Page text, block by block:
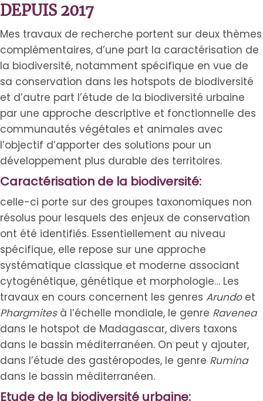
DEPUIS 2017
Mes travaux de recherche portent sur deux thèmes
complémentaires, d’une part la caractérisation de
la biodiversité, notamment spécifique en vue de
sa conservation dans les hotspots de biodiversité
et d’autre part l’étude de la biodiversité urbaine
par une approche descriptive et fonctionnelle des
communautés végétales et animales avec
l’objectif d’apporter des solutions pour un
développement plus durable des territoires.
Caractérisation de la biodiversité:
celle-ci porte sur des groupes taxonomiques non
résolus pour lesquels des enjeux de conservation
ont été identifiés. Essentiellement au niveau
spécifique, elle repose sur une approche
systématique classique et moderne associant
cytogénétique, génétique et morphologie… Les
travaux en cours concernent les genres Arundoet
Phargmitesà l’échelle mondiale, le genre Ravenea
dans le hotspot de Madagascar, divers taxons
dans le bassin méditerranéen. On peut y ajouter,
dans l’étude des gastéropodes, le genre Rumina
dans le bassin méditerranéen.
Etude de la biodiversité urbaine: